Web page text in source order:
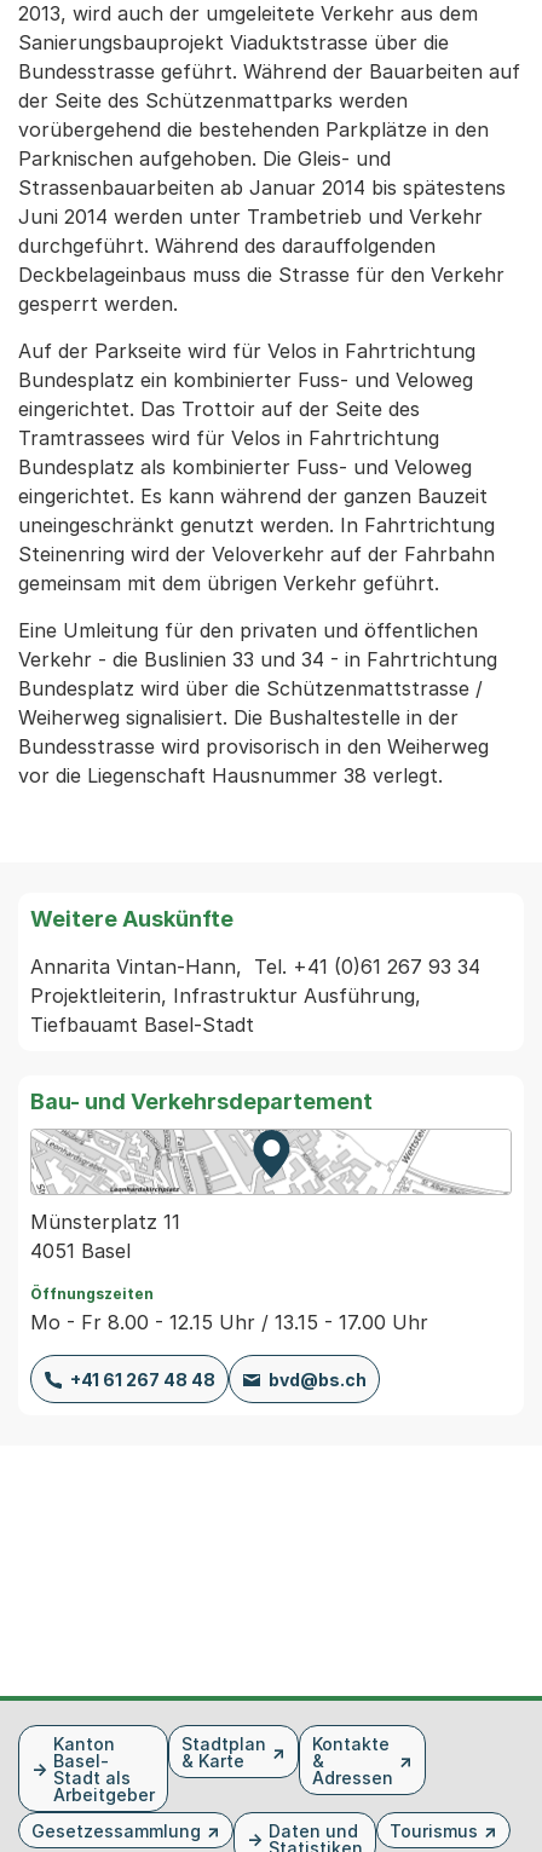
2013, wird auch der umgeleitete Verkehr aus dem
Sanierungsbauprojekt Viaduktstrasse über die
Bundesstrasse geführt. Während der Bauarbeiten auf
der Seite des Schützenmattparks werden
vorübergehend die bestehenden Parkplätze in den
Parknischen aufgehoben. Die Gleis- und
Strassenbauarbeiten ab Januar 2014 bis spätestens
Juni 2014 werden unter Trambetrieb und Verkehr
durchgeführt. Während des darauffolgenden
Deckbelageinbaus muss die Strasse für den Verkehr
gesperrt werden.
Auf der Parkseite wird für Velos in Fahrtrichtung
Bundesplatz ein kombinierter Fuss- und Veloweg
eingerichtet. Das Trottoir auf der Seite des
Tramtrassees wird für Velos in Fahrtrichtung
Bundesplatz als kombinierter Fuss- und Veloweg
eingerichtet. Es kann während der ganzen Bauzeit
uneingeschränkt genutzt werden. In Fahrtrichtung
Steinenring wird der Veloverkehr auf der Fahrbahn
gemeinsam mit dem übrigen Verkehr geführt.
Eine Umleitung für den privaten und öffentlichen
Verkehr - die Buslinien 33 und 34 - in Fahrtrichtung
Bundesplatz wird über die Schützenmattstrasse /
Weiherweg signalisiert. Die Bushaltestelle in der
Bundesstrasse wird provisorisch in den Weiherweg
vor die Liegenschaft Hausnummer 38 verlegt.
Weitere Auskünfte
Annarita Vintan-Hann,  Tel. +41 (0)61 267 93 34
Projektleiterin, Infrastruktur Ausführung,
Tiefbauamt Basel-Stadt
Bau- und Verkehrsdepartement
Zur Karte von MapBS.
Externer Link, wird in einem
Münsterplatz 11
4051 Basel
Öffnungszeiten
Mo - Fr 8.00 - 12.15 Uhr / 13.15 - 17.00 Uhr
+41 61 267 48 48 bvd@bs.ch
FusszeileKanton
Basel-
Stadt als
Arbeitgeber
Stadtplan
& Karte
Kontakte
&
Adressen
Gesetzessammlung
Daten und
Statistiken
Tourismus